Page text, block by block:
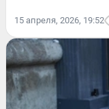
15 апреля, 2026, 19:52